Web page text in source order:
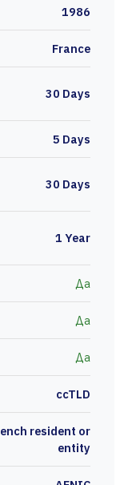
1986
France
30 Days
5 Days
30 Days
1 Year
Да
Да
Да
ccTLD
resident or
entity